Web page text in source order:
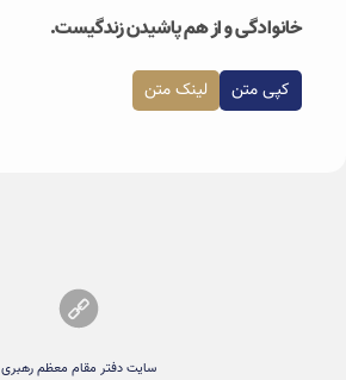
خانوادگی و از هم پاشیدن زندگیست.
کپی متن لینک متن
سایت دفتر مقام معظم رهبری